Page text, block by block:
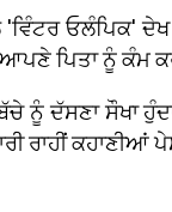
'ਵਿੰਟਰ ਓਲੰਪਿਕ'
ਪਿਤਾ ਨੂੰ ਕੰਮ
ਨੂੰ ਦੱਸਣਾ ਸੌਖਾ
ਰਾਹੀਂ